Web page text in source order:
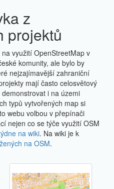
z
projektů
využití OpenStreetMap v
komunity, ale bylo by
nejzajímavější zahraniční
mají často celosvětový
i na územi
typů vytvořených map si
webu volbou v přepínači
nejen co se týče využití OSM
na wiki. Na wiki je k
na OSM.